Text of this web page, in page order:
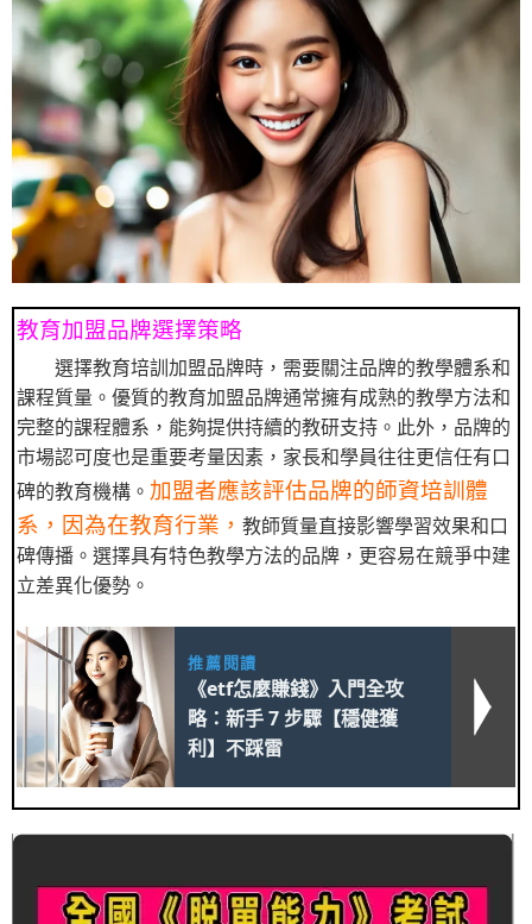
教育加盟品牌選擇策略
選擇教育培訓加盟品牌時，需要關注品牌的教學體系和
課程質量。優質的教育加盟品牌通常擁有成熟的教學方法和
完整的課程體系，能夠提供持續的教研支持。此外，品牌的
市場認可度也是重要考量因素，家長和學員往往更信任有口
碑的教育機構。 加盟者應該評估品牌的師資培訓體
系，因為在教育行業， 教師質量直接影響學習效果和口
碑傳播。選擇具有特色教學方法的品牌，更容易在競爭中建
立差異化優勢。
推薦閱讀
《etf怎麼賺錢》入門全攻
略：新手 7 步驟【穩健獲
利】不踩雷